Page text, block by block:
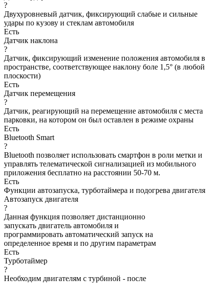
?
Двухуровневый датчик, фиксирующий слабые и сильные
удары по кузову и стеклам автомобиля
Есть
Датчик наклона
?
Датчик, фиксирующий изменение положения автомобиля в
пространстве, соответствующее наклону боле 1,5° (в любой
плоскости)
Есть
Датчик перемещения
?
Датчик, реагирующий на перемещение автомобиля с места
парковки, на котором он был оставлен в режиме охраны
Есть
Bluetooth Smart
?
Bluetooth позволяет использовать смартфон в роли метки и
управлять телематической сигнализацией из мобильного
приложения бесплатно на расстоянии 50-70 м.
Есть
Функции автозапуска, турботаймера и подогрева двигателя
Автозапуск двигателя
?
Данная функция позволяет дистанционно
запускать двигатель автомобиля и
программировать автоматический запуск на
определенное время и по другим параметрам
Есть
Турботаймер
?
Необходим двигателям с турбиной - после